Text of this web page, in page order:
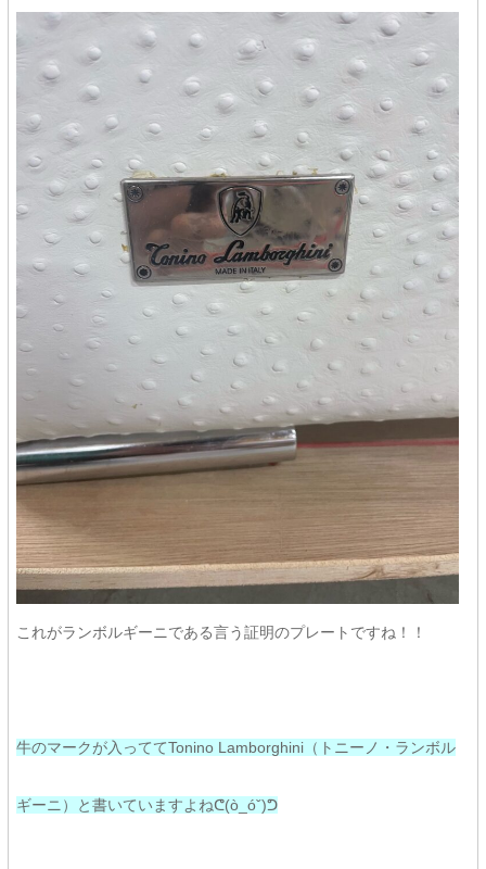
これがランボルギーニである言う証明のプレートですね！！
牛のマークが入っててTonino Lamborghini（トニーノ・ランボル
ギーニ）と書いていますよねᕦ(ò_óˇ)ᕤ